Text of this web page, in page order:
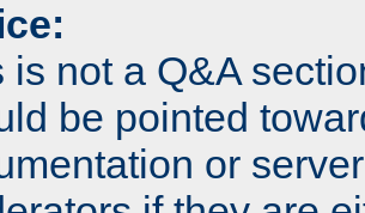
is not a Q&A
be pointed
or